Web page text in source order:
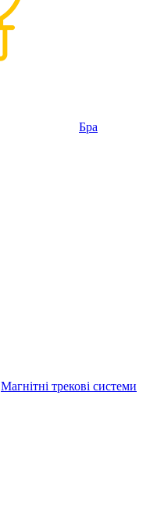
Бра
Магнітні трекові системи